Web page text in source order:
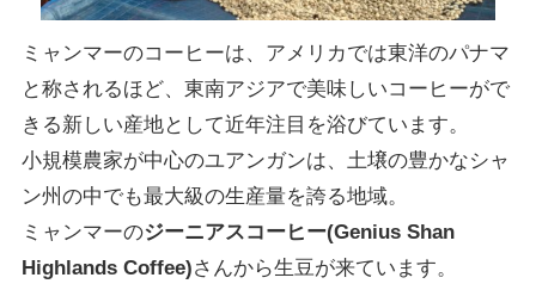
ミャンマーのコーヒーは、アメリカでは東洋のパナマ
と称されるほど、東南アジアで美味しいコーヒーがで
きる新しい産地として近年注目を浴びています。
小規模農家が中心のユアンガンは、土壌の豊かなシャ
ン州の中でも最大級の生産量を誇る地域。
ミャンマーのジーニアスコーヒー(Genius Shan
Highlands Coffee)さんから生豆が来ています。